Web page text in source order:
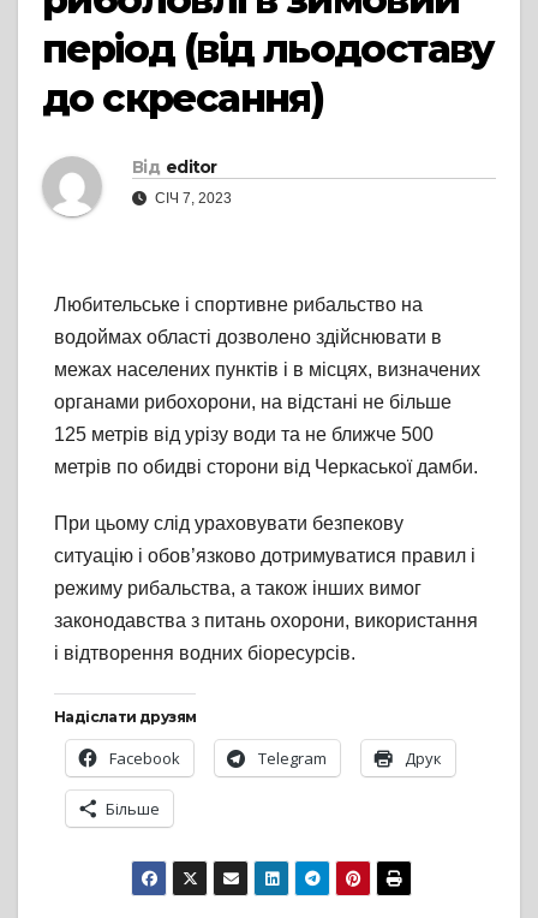
період (від льодоставу
до скресання)
Від editor
СІЧ 7, 2023
Любительське і спортивне рибальство на
водоймах області дозволено здійснювати в
межах населених пунктів і в місцях, визначених
органами рибохорони, на відстані не більше
125 метрів від урізу води та не ближче 500
метрів по обидві сторони від Черкаської дамби.
При цьому слід ураховувати безпекову
ситуацію і обов’язково дотримуватися правил і
режиму рибальства, а також інших вимог
законодавства з питань охорони, використання
і відтворення водних біоресурсів.
Надіслати друзям
Facebook Telegram Друк
Більше